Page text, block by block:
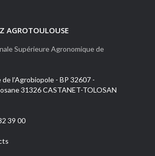
AGROTOULOUSE
Supérieure Agronomique de
de l’Agrobiopole - BP 32607 -
31326 CASTANET-TOLOSAN
39 00